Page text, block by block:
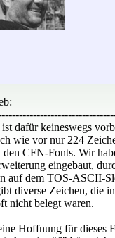
dafür keineswegs
wie vor nur 224
CFN-Fonts. Wir
eingebaut,
auf dem TOS-ASCII-
diverse Zeichen, die
nicht belegt waren.
Hoffnung für dieses